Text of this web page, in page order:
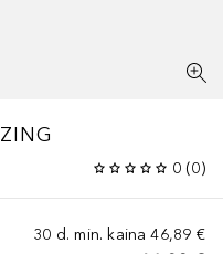
0 (0)
30 d. min. kaina 46,89 €